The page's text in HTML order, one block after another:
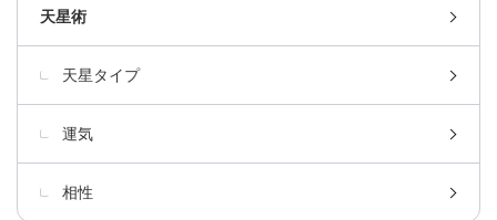
天星術
天星タイプ
運気
相性